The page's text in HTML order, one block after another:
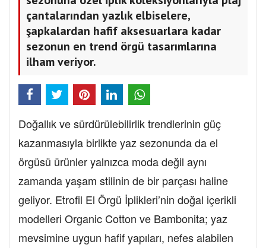
çantalarından yazlık elbiselere,
şapkalardan hafif aksesuarlara kadar
sezonun en trend örgü tasarımlarına
ilham veriyor.
Doğallık ve sürdürülebilirlik trendlerinin güç
kazanmasıyla birlikte yaz sezonunda da el
örgüsü ürünler yalnızca moda değil aynı
zamanda yaşam stilinin de bir parçası haline
geliyor. Etrofil El Örgü İplikleri’nin doğal içerikli
modelleri Organic Cotton ve Bambonita; yaz
mevsimine uygun hafif yapıları, nefes alabilen